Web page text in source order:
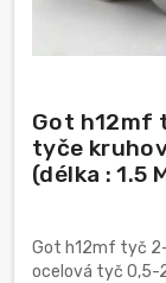
Got h12mf
tyče
(délka : 1.5
Got h12mf tyč
ocelová tyč 0,5-